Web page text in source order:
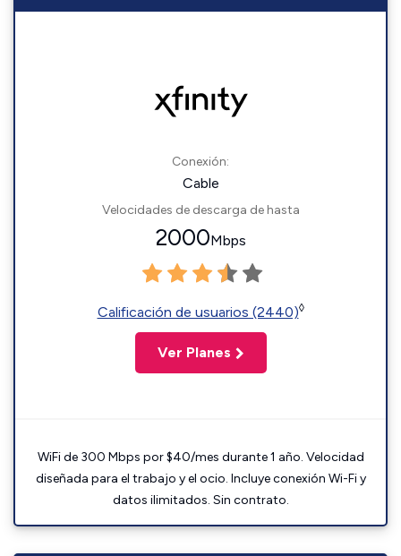
Conexión:
Cable
Velocidades de descarga de hasta
2000Mbps
Calificación de usuarios (2440)◊
Ver Planes
WiFi de 300 Mbps por $40/mes durante 1 año. Velocidad
diseñada para el trabajo y el ocio. Incluye conexión Wi-Fi y
datos ilimitados. Sin contrato.